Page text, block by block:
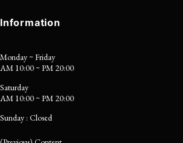
Information
Monday ~ Friday
AM 10:00 ~ PM 20:00
Saturday
AM 10:00 ~ PM 20:00
Sunday : Closed